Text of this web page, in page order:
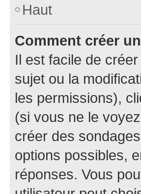
Haut
Comment créer
Il est facile de
sujet ou la
les permissions),
(si vous ne le
créer des
options possibles,
réponses. Vous